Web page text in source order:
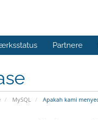
Partnere
MySQL Apakah kami